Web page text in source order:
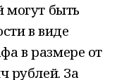
могут быть
в виде
в размере от
рублей. За